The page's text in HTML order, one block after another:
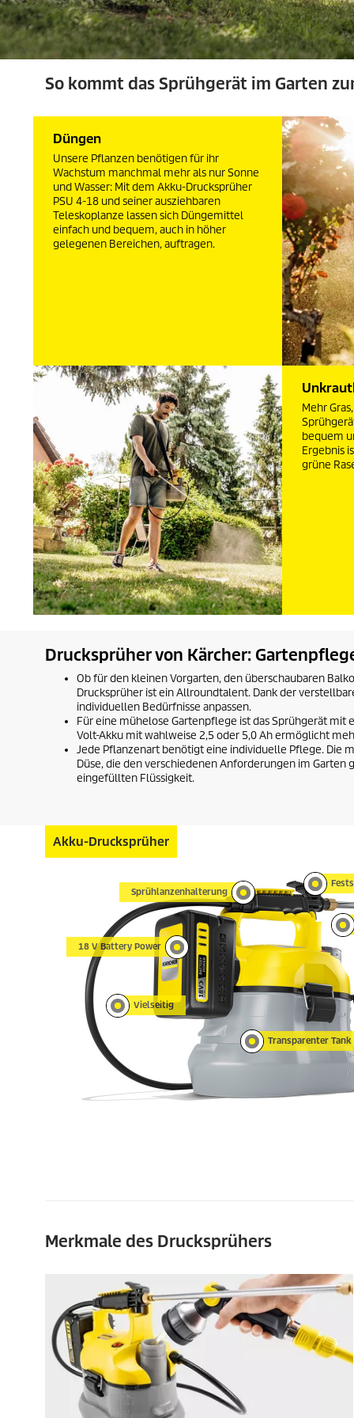
So kommt das Sprühgerät im Garten
Düngen
Unsere Pflanzen benötigen für ihr
Wachstum manchmal mehr als nur Sonne
und Wasser: Mit dem Akku-Drucksprüher
PSU 4-18 und seiner ausziehbaren
Teleskoplanze lassen sich Düngemittel
einfach und bequem, auch in höher
gelegenen Bereichen, auftragen.
Mehr
bequem
Ergebnis
grüne
Drucksprüher von Kärcher:
Ob für den kleinen Vorgarten, den überschaubaren
Drucksprüher ist ein Allroundtalent. Dank der
individuellen Bedürfnisse anpassen.
Für eine mühelose Gartenpflege ist das Sprühgerät mit
Volt-Akku mit wahlweise 2,5 oder 5,0 Ah ermöglicht
Jede Pflanzenart benötigt eine individuelle Pflege. Die
Düse, die den verschiedenen Anforderungen im
eingefüllten Flüssigkeit.
Akku-Drucksprüher
Sprühlanzenhalterung
Transparenter Tank
18 V Battery Power
Vielseitig
Merkmale des Drucksprühers